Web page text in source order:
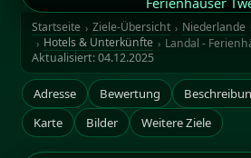
Startseite Ziele-Übersicht Niederlande
Hotels & Unterkünfte
Landal -
Aktualisiert:04.12.2025
Adresse Bewertung
Karte
Bilder Weitere Ziele